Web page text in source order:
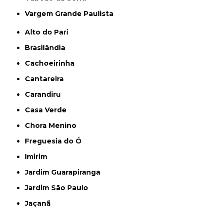
Vargem Grande Paulista
Alto do Pari
Brasilândia
Cachoeirinha
Cantareira
Carandiru
Casa Verde
Chora Menino
Freguesia do Ó
Imirim
Jardim Guarapiranga
Jardim São Paulo
Jaçanã